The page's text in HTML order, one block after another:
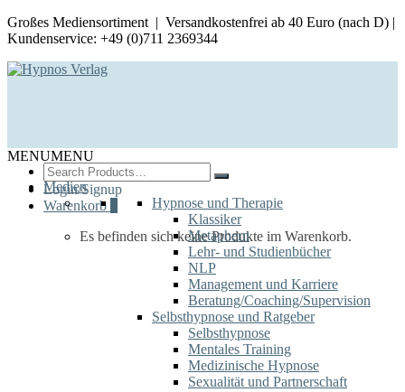
Großes Mediensortiment | Versandkostenfrei ab 40 Euro (nach D) |
Kundenservice: +49 (0)711 2369344
Search
for:
Login/Signup
Warenkorb
Es befinden sich keine Produkte im Warenkorb.
MENUMENU
Medien
Hypnose und Therapie
Klassiker
Metaphern
Lehr- und Studienbücher
NLP
Management und Karriere
Beratung/Coaching/Supervision
Selbsthypnose und Ratgeber
Selbsthypnose
Mentales Training
Medizinische Hypnose
Sexualität und Partnerschaft